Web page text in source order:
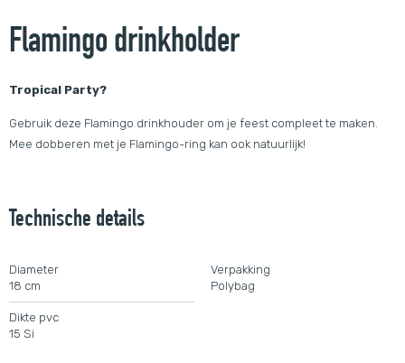
Flamingo drinkholder
Tropical Party?
Gebruik deze Flamingo drinkhouder om je feest compleet te maken.
Mee dobberen met je Flamingo-ring kan ook natuurlijk!
Technische details
Diameter
18 cm
Dikte pvc
15 Si
Verpakking
Polybag